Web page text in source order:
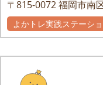
〒815-0072福岡市南
よかトレ実践ステーシ